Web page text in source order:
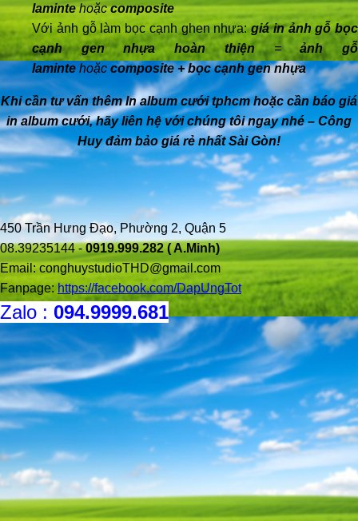
lamintehoặccomposite
Với ảnh gỗ làm bọc cạnh ghen nhựa:giá in ảnh gỗ bọc
cạnh gen nhựa hoàn thiện=ảnh gỗ
laminte hoặc composite + bọc cạnh gen nhựa
Khi cần tư vấn thêm In album cưới tphcm hoặc cần báo giá
in album cưới, hãy liên hệ với chúng tôi ngay nhé – Công
Huy đảm bảo giá rẻ nhất Sài Gòn!
450 Trần Hưng Đạo, Phường 2, Quận 5
08.39235144 -0919.999.282 ( A.Minh)
Email: conghuystudioTHD@gmail.com
Fanpage: https://facebook.com/DapUngTot
Zalo : 094.9999.681